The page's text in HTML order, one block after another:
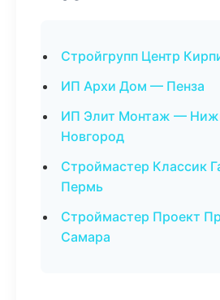
Стройгрупп Центр
ИП Архи Дом — Пенза
ИП Элит Монтаж —
Новгород
Строймастер Классик
Пермь
Строймастер Проект
Самара